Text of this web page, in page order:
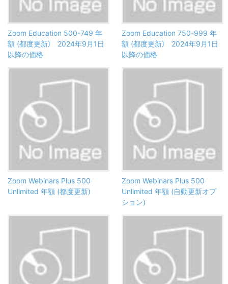
Zoom Education 500-749 年
額 (都度更新) 2024年9月1日
以降の価格
Zoom Education 750-999 年
額 (都度更新) 2024年9月1日
以降の価格
Zoom Webinars Plus 500
Unlimited 年額 (都度更新)
Zoom Webinars Plus 500
Unlimited 年額 (自動更新オプ
ション)